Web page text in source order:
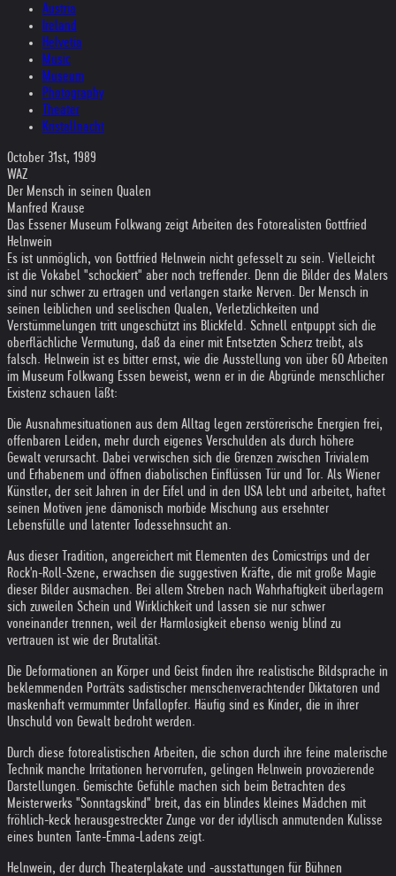
Austria
Ireland
Helvetia
Music
Museum
Photography
Theater
Kristallnacht
October 31st, 1989
WAZ
Der Mensch in seinen Qualen
Manfred Krause
Das Essener Museum Folkwang zeigt Arbeiten des Fotorealisten Gottfried
Helnwein
Es ist unmöglich, von Gottfried Helnwein nicht gefesselt zu sein. Vielleicht
ist die Vokabel "schockiert" aber noch treffender. Denn die Bilder des Malers
sind nur schwer zu ertragen und verlangen starke Nerven. Der Mensch in
seinen leiblichen und seelischen Qualen, Verletzlichkeiten und
Verstümmelungen tritt ungeschützt ins Blickfeld. Schnell entpuppt sich die
oberflächliche Vermutung, daß da einer mit Entsetzten Scherz treibt, als
falsch. Helnwein ist es bitter ernst, wie die Ausstellung von über 60 Arbeiten
im Museum Folkwang Essen beweist, wenn er in die Abgründe menschlicher
Existenz schauen läßt:
Die Ausnahmesituationen aus dem Alltag legen zerstörerische Energien frei,
offenbaren Leiden, mehr durch eigenes Verschulden als durch höhere
Gewalt verursacht. Dabei verwischen sich die Grenzen zwischen Trivialem
und Erhabenem und öffnen diabolischen Einflüssen Tür und Tor. Als Wiener
Künstler, der seit Jahren in der Eifel und in den USA lebt und arbeitet, haftet
seinen Motiven jene dämonisch morbide Mischung aus ersehnter
Lebensfülle und latenter Todessehnsucht an.
Aus dieser Tradition, angereichert mit Elementen des Comicstrips und der
Rock'n-Roll-Szene, erwachsen die suggestiven Kräfte, die mit große Magie
dieser Bilder ausmachen. Bei allem Streben nach Wahrhaftigkeit überlagern
sich zuweilen Schein und Wirklichkeit und lassen sie nur schwer
voneinander trennen, weil der Harmlosigkeit ebenso wenig blind zu
vertrauen ist wie der Brutalität.
Die Deformationen an Körper und Geist finden ihre realistische Bildsprache in
beklemmenden Porträts sadistischer menschenverachtender Diktatoren und
maskenhaft vermummter Unfallopfer. Häufig sind es Kinder, die in ihrer
Unschuld von Gewalt bedroht werden.
Durch diese fotorealistischen Arbeiten, die schon durch ihre feine malerische
Technik manche Irritationen hervorrufen, gelingen Helnwein provozierende
Darstellungen. Gemischte Gefühle machen sich beim Betrachten des
Meisterwerks "Sonntagskind" breit, das ein blindes kleines Mädchen mit
fröhlich-keck herausgestreckter Zunge vor der idyllisch anmutenden Kulisse
eines bunten Tante-Emma-Ladens zeigt.
Helnwein, der durch Theaterplakate und -ausstattungen für Bühnen